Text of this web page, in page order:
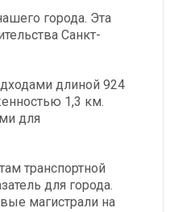
города. Эта
Санкт-
длиной 924
1,3 км.
для
транспортной
для города.
магистрали на